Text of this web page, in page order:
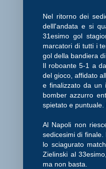
Nel ritorno dei
delll'andata e si
31esimo gol
marcatori di tutti i
gol della bandiera
Il roboante 5-1 a
del gioco, affidato
e finalizzato da un
bomber azzurro
spietato e
Al Napoli non
sedicesimi di
lo sciagurato
Zielinski al
ma non basta.